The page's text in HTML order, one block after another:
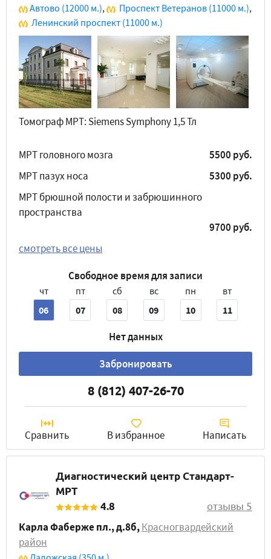
Автово (12000 м.), Проспект Ветеранов (11000 м.),
Ленинский проспект (11000 м.)
Томограф МРТ: Siemens Symphony 1,5 Тл
МРТ головного мозга
5500 руб.
МРТ пазух носа
5300 руб.
МРТ брюшной полости и забрюшинного
пространства
9700 руб.
смотреть все цены
Свободное время для записи
чт
06
пт
07
сб
08
вс
09
пн
10
вт
11
Нет данных
Забронировать
8 (812) 407-26-70
Сравнить В избранное Написать
Диагностический центр Стандарт-
МРТ
4.8
отзывы 5
Карла Фаберже пл., д.8б,Красногвардейский
район